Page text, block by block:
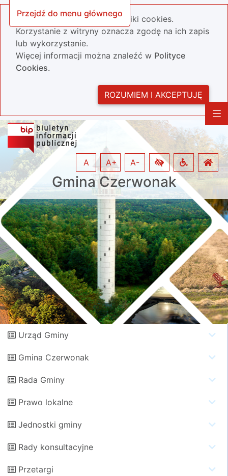
Przejdź do menu głównego
Nasza strona wykorzystuje pliki cookies.
Korzystanie z witryny oznacza zgodę na ich zapis
lub wykorzystanie.
Więcej informacji można znaleźć w Polityce
Cookies.
ROZUMIEM I AKCEPTUJĘ
Gmina Czerwonak
A A+ A-
Urząd Gminy
Gmina Czerwonak
Rada Gminy
Prawo lokalne
Jednostki gminy
Rady konsultacyjne
Przetargi